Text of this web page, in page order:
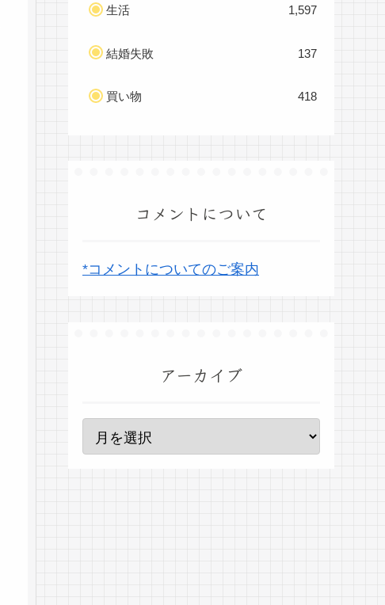
生活 1,597
結婚失敗 137
買い物 418
コメントについて
*コメントについてのご案内
アーカイブ